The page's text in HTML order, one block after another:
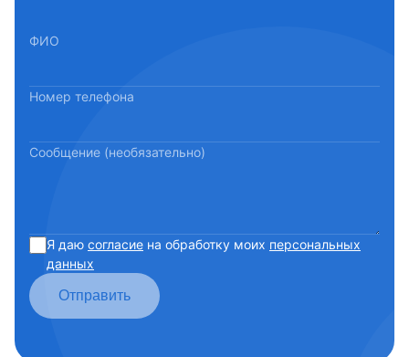
ФИО
Номер телефона
Сообщение (необязательно)
Я даю согласие на обработку моих персональных
данных
Отправить